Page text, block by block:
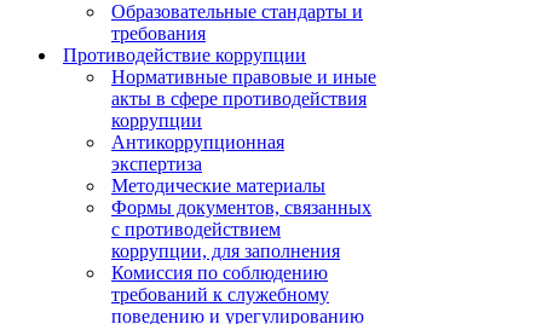
Образовательные стандарты и
требования
Противодействие коррупции
Нормативные правовые и иные
акты в сфере противодействия
коррупции
Антикоррупционная
экспертиза
Методические материалы
Формы документов, связанных
с противодействием
коррупции, для заполнения
Комиссия по соблюдению
требований к служебному
поведению и урегулированию